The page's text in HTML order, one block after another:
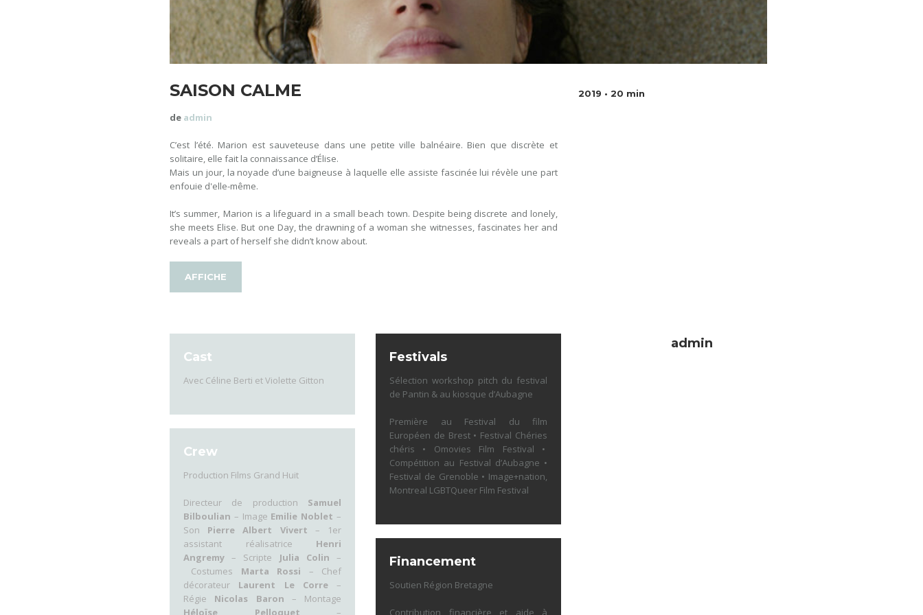
SAISON CALME
de admin
C’est l’été. Marion est sauveteuse dans une petite ville balnéaire. Bien que discrète et
solitaire, elle fait la connaissance d’Élise.
Mais un jour, la noyade d’une baigneuse à laquelle elle assiste fascinée lui révèle une part
enfouie d'elle-même.
It’s summer, Marion is a lifeguard in a small beach town. Despite being discrete and lonely,
she meets Elise. But one Day, the drawning of a woman she witnesses, fascinates her and
reveals a part of herself she didn’t know about.
AFFICHE
2019 • 20 min
Cast
Avec Céline Berti et Violette Gitton
Crew
Production Films Grand Huit
Directeur de production Samuel
Bilboulian – Image Emilie Noblet –
Son Pierre Albert Vivert – 1er
assistant réalisatrice Henri
Angremy– Scripte Julia Colin–
Costumes Marta Rossi – Chef
décorateur Laurent Le Corre–
Régie Nicolas Baron – Montage
Héloïse Pelloquet –
Festivals
Sélection workshop pitch du festival
de Pantin & au kiosque d’Aubagne
Première au Festival du film
Européen de Brest • Festival Chéries
chéris • Omovies Film Festival •
Compétition au Festival d’Aubagne •
Festival de Grenoble • Image+nation,
Montreal LGBTQueer Film Festival
Financement
Soutien Région Bretagne
Contribution financière et aide à
admin